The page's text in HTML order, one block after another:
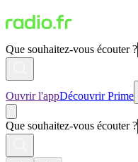
Que souhaitez-vous écouter ?
Ouvrir l'appDécouvrir Prime
Que souhaitez-vous écouter ?